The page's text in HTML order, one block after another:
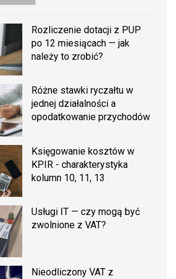
Rozliczenie dotacji z PUP
po 12 miesiącach — jak
należy to zrobić?
Różne stawki ryczałtu w
jednej działalności a
opodatkowanie przychodów
Księgowanie kosztów w
KPIR - charakterystyka
kolumn 10, 11, 13
Usługi IT — czy mogą być
zwolnione z VAT?
Nieodliczony VAT z